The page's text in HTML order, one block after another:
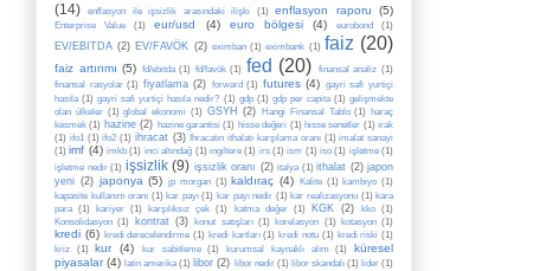
(14)
enflasyon ile işsizlik arasındaki ilişki (1) enflasyon raporu (5)
Enterprise Value (1) eur/usd (4) euro bölgesi (4) eurobond (1)
EV/EBITDA (2) EV/FAVÖK (2) eximban (1) eximbank (1) faiz (20)
faiz artırımı (5) fd/ebitda (1) fd/favök (1) fed (20) finansal analiz (1)
finansal rasyolar (1) fiyatlama (2) forward (1) futures (4) gayri safi yurtiçi
hasıla (1) gayri safi yurtiçi hasıla nedir? (1) gdp (1) gdp per capita (1) gelişmekte
olan ülkeler (1) global ekonomi (1) GSYH (2) Hangi Finansal Tablo (1)
haraç
kesmek (1) hazine (2) hazine garantisi (1) hisse değeri (1) hisse senetler (1) ırak
(1) ifo1 (1) ifo2 (1) ihracat (3) İhracatın ithalatı karşılama oranı (1) imalat sanayi
(1) imf (4) imkb (1) inci altındağ (1) ingiltere (1) irs (1) ism (1) iso (1) işletme (1)
işletme nedir (1) işsizlik (9) işsizlik oranı (2) italya (1) ithalat (2) japon
yeni (2) japonya (5) jp morgan (1) kaldıraç (4) Kalite (1) kambiyo (1)
kapasite kullanım oranı (1) kar payı (1) kar payı nedir (1) kar realizasyonu (1) kara
para (1) kariyer (1) karşılıksız çek (1) katma değer (1) KGK (2) kko (1)
Konsolidasyon (1) kontrat (3) konut satışları (1) korelasyon (1) kotasyon (1)
kredi (6) kredi derecelendirme (1) kredi kartları (1) kredi notu (1) kredi riski (1)
kriz
(1) kur (4) kur sabitleme (1) kurumsal kaynaklı alım (1)
küresel
piyasalar (4) latin amerika (1) libor (2) libor nedir (1) libor skandalı (1) lider (1)